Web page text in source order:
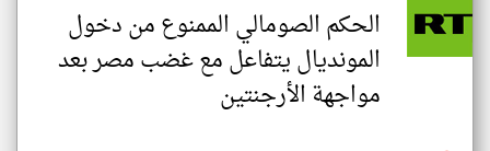
الحكم الصومالي الممنوع من دخول
المونديال يتفاعل مع غضب مصر بعد
مواجهة الأرجنتين